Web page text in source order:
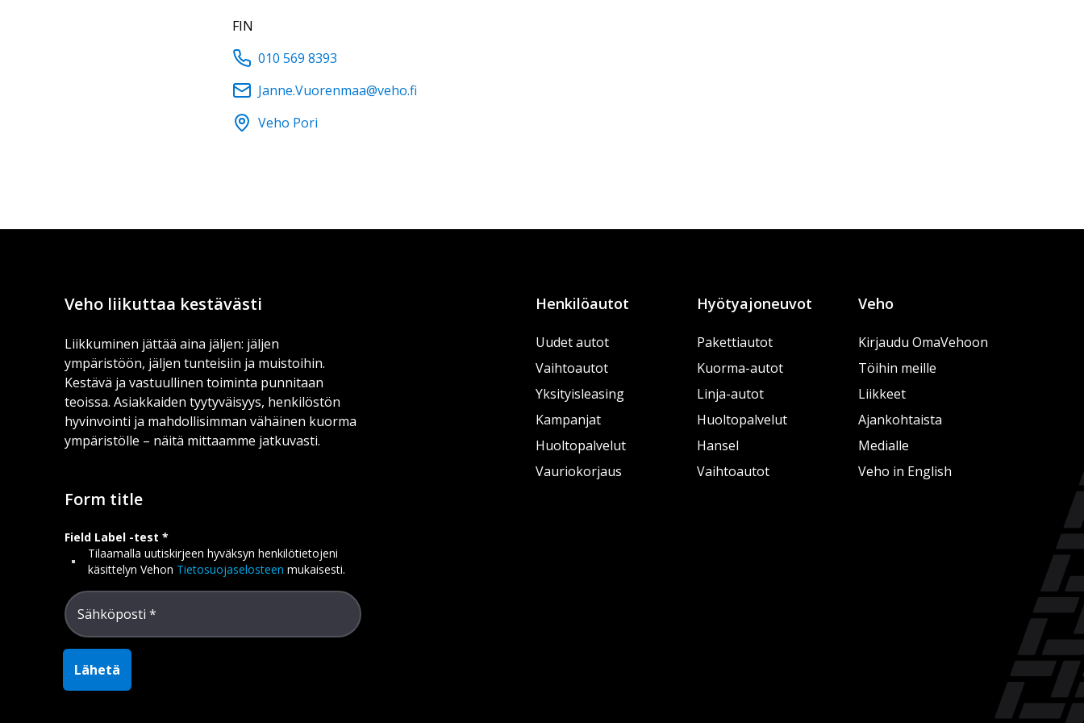
FIN
010 569 8393
Janne.Vuorenmaa@veho.fi
Veho Pori
Veho liikuttaa kestävästi
Liikkuminen jättää aina jäljen: jäljen
ympäristöön, jäljen tunteisiin ja muistoihin.
Kestävä ja vastuullinen toiminta punnitaan
teoissa. Asiakkaiden tyytyväisyys, henkilöstön
hyvinvointi ja mahdollisimman vähäinen kuorma
ympäristölle – näitä mittaamme jatkuvasti.
Form title
Field Label -test
Tilaamalla uutiskirjeen hyväksyn henkilötietojeni
käsittelyn Vehon Tietosuojaselosteen mukaisesti.
Sähköposti
Lähetä
Henkilöautot
Uudet autot
Vaihtoautot
Yksityisleasing
Kampanjat
Huoltopalvelut
Vauriokorjaus
Hyötyajoneuvot
Pakettiautot
Kuorma-autot
Linja-autot
Huoltopalvelut
Hansel
Vaihtoautot
Veho
Kirjaudu OmaVehoon
Töihin meille
Liikkeet
Ajankohtaista
Medialle
Veho in English